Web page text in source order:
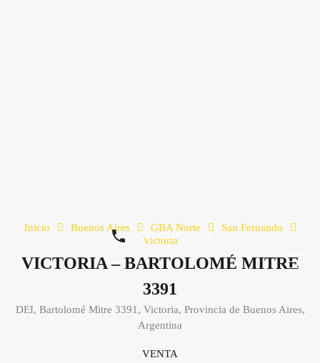
(+54) 11 4725.3131
Inicio Buenos Aires GBA Norte
San Fernando
Victoria
VICTORIA – BARTOLOMÉ MITRE
3391
DEI, Bartolomé Mitre 3391, Victoria, Provincia de Buenos Aires,
Argentina
VENTA